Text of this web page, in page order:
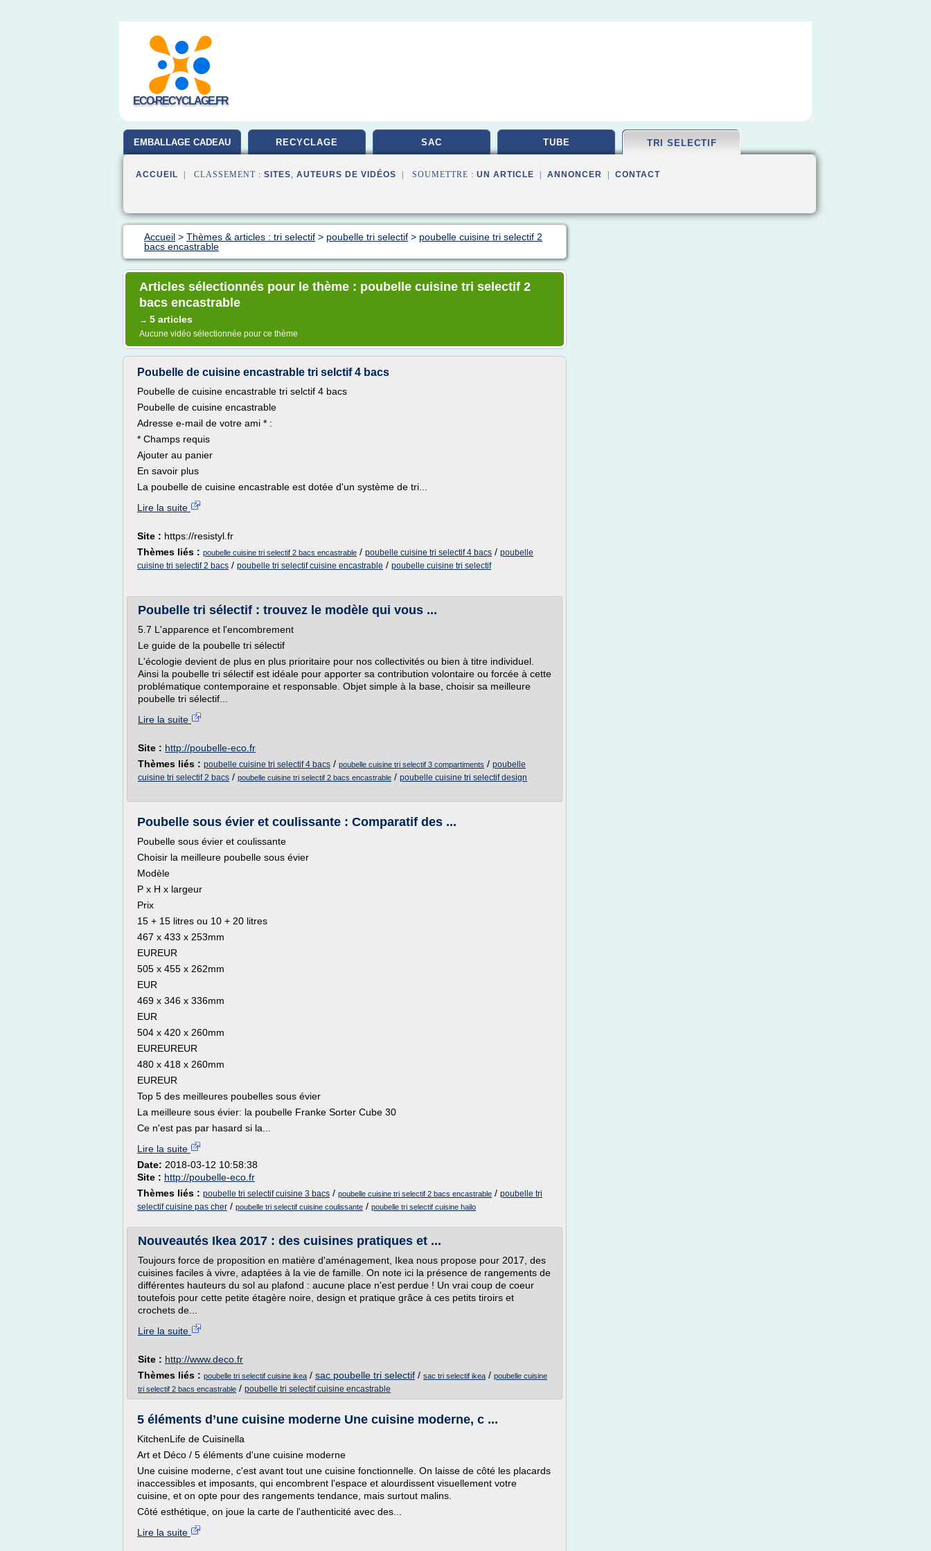
ECO-RECYCLAGE.FR
EMBALLAGE CADEAU RECYCLAGE SAC TUBE TRI SELECTIF
ACCUEIL | CLASSEMENT : SITES, AUTEURS DE VIDÉOS | SOUMETTRE : UN ARTICLE ANNONCER CONTACT
Accueil > Thèmes & articles : tri selectif > poubelle tri selectif > poubelle cuisine tri selectif 2
bacs encastrable
Articles sélectionnés pour le thème : poubelle cuisine tri selectif 2
bacs encastrable
→ 5 articles
Aucune vidéo sélectionnée pour ce thème
Poubelle de cuisine encastrable tri selctif 4 bacs
Poubelle de cuisine encastrable tri selctif 4 bacs
Poubelle de cuisine encastrable
Adresse e-mail de votre ami * :
* Champs requis
Ajouter au panier
En savoir plus
La poubelle de cuisine encastrable est dotée d'un système de tri...
Lire la suite
Site : https://resistyl.fr
Thèmes liés : poubelle cuisine tri selectif 2 bacs encastrable / poubelle cuisine tri selectif 4 bacs / poubelle
cuisine tri selectif 2 bacs / poubelle tri selectif cuisine encastrable / poubelle cuisine tri selectif
Poubelle tri sélectif : trouvez le modèle qui vous ...
5.7 L'apparence et l'encombrement
Le guide de la poubelle tri sélectif
L'écologie devient de plus en plus prioritaire pour nos collectivités ou bien à titre individuel.
Ainsi la poubelle tri sélectif est idéale pour apporter sa contribution volontaire ou forcée à cette
problématique contemporaine et responsable. Objet simple à la base, choisir sa meilleure
poubelle tri sélectif...
Lire la suite
Site : http://poubelle-eco.fr
Thèmes liés : poubelle cuisine tri selectif 4 bacs / poubelle cuisine tri selectif 3 compartiments / poubelle
cuisine tri selectif 2 bacs / poubelle cuisine tri selectif 2 bacs encastrable / poubelle cuisine tri selectif design
Poubelle sous évier et coulissante : Comparatif des ...
Poubelle sous évier et coulissante
Choisir la meilleure poubelle sous évier
Modèle
P x H x largeur
Prix
15 + 15 litres ou 10 + 20 litres
467 x 433 x 253mm
EUREUR
505 x 455 x 262mm
EUR
469 x 346 x 336mm
EUR
504 x 420 x 260mm
EUREUREUR
480 x 418 x 260mm
EUREUR
Top 5 des meilleures poubelles sous évier
La meilleure sous évier: la poubelle Franke Sorter Cube 30
Ce n'est pas par hasard si la...
Lire la suite
Date: 2018-03-12 10:58:38
Site : http://poubelle-eco.fr
Thèmes liés : poubelle tri selectif cuisine 3 bacs / poubelle cuisine tri selectif 2 bacs encastrable / poubelle tri
selectif cuisine pas cher / poubelle tri selectif cuisine coulissante / poubelle tri selectif cuisine hailo
Nouveautés Ikea 2017 : des cuisines pratiques et ...
Toujours force de proposition en matière d'aménagement, Ikea nous propose pour 2017, des
cuisines faciles à vivre, adaptées à la vie de famille. On note ici la présence de rangements de
différentes hauteurs du sol au plafond : aucune place n'est perdue ! Un vrai coup de coeur
toutefois pour cette petite étagère noire, design et pratique grâce à ces petits tiroirs et
crochets de...
Lire la suite
Site : http://www.deco.fr
Thèmes liés : poubelle tri selectif cuisine ikea / sac poubelle tri selectif / sac tri selectif ikea / poubelle cuisine
tri selectif 2 bacs encastrable / poubelle tri selectif cuisine encastrable
5 éléments d’une cuisine moderne Une cuisine moderne, c ...
KitchenLife de Cuisinella
Art et Déco / 5 éléments d'une cuisine moderne
Une cuisine moderne, c'est avant tout une cuisine fonctionnelle. On laisse de côté les placards
inaccessibles et imposants, qui encombrent l'espace et alourdissent visuellement votre
cuisine, et on opte pour des rangements tendance, mais surtout malins.
Côté esthétique, on joue la carte de l'authenticité avec des...
Lire la suite